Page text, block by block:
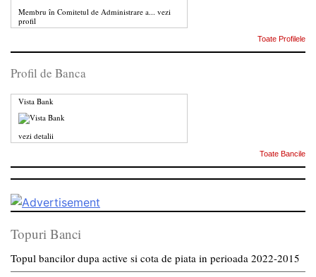
Membru în Comitetul de Administrare a... vezi
profil
Toate Profilele
Profil de Banca
Vista Bank
vezi detalii
Toate Bancile
Topuri Banci
Topul bancilor dupa active si cota de piata in perioada 2022-2015